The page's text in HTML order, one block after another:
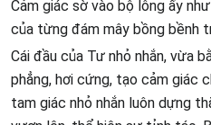
Cảm giác sờ vào bộ lông ấy
của từng đám mây bồng bềnh
Cái đầu của Tư nhỏ nhắn, vừa
phẳng, hơi cứng, tạo cảm giác
tam giác nhỏ nhắn luôn dựng